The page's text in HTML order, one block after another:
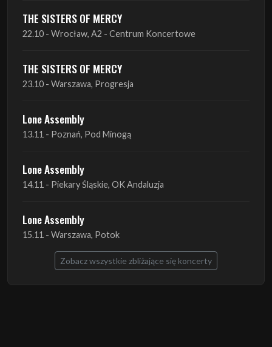
THE SISTERS OF MERCY
22.10 - Wrocław, A2 - Centrum Koncertowe
THE SISTERS OF MERCY
23.10 - Warszawa, Progresja
Lone Assembly
13.11 - Poznań, Pod Minogą
Lone Assembly
14.11 - Piekary Śląskie, OK Andaluzja
Lone Assembly
15.11 - Warszawa, Potok
Zobacz wszystkie zbliżające się koncerty